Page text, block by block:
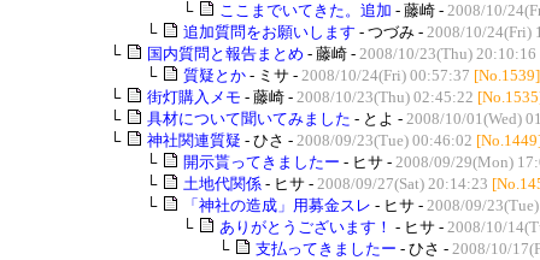
└
ここまでいてきた。追加 - 藤崎 - 2008/10/
└
追加質問をお願いします - つづみ - 2008/10/24(Fri)
└
国内質問と報告まとめ - 藤崎 - 2008/10/23(Thu) 20:10:16
└
質疑とか - ミサ - 2008/10/24(Fri) 00:57:37 [No.1539]
└
街灯購入メモ - 藤崎 - 2008/10/23(Thu) 02:45:22
└
具材について聞いてみました - とよ - 2008/10/01(Wed)
└
神社関連質疑 - ひさ - 2008/09/23(Tue) 00:46:02
└
開示貰ってきましたー - ヒサ - 2008/09/29(Mon)
└
土地代関係 - ヒサ - 2008/09/27(Sat) 20:14:23
└
「神社の造成」用募金スレ - ヒサ - 2008/09/
└
ありがとうございます！ - ヒサ - 2008/10/
└
支払ってきましたー - ひさ - 2008/10/